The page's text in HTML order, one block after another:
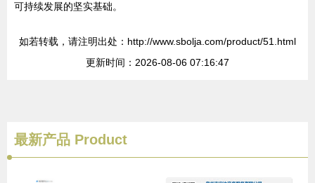
可持续发展的坚实基础。
如若转载，请注明出处：http://www.sbolja.com/product/51.html
更新时间：2026-08-06 07:16:47
最新产品 Product